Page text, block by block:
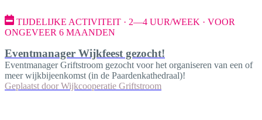
TIJDELIJKE ACTIVITEIT · 2—4 UUR/WEEK · VOOR
ONGEVEER 6 MAANDEN
Eventmanager Wijkfeest gezocht!
Eventmanager Griftstroom gezocht voor het organiseren van een of
meer wijkbijeenkomst (in de Paardenkathedraal)!
Geplaatst door Wijkcooperatie Griftstroom